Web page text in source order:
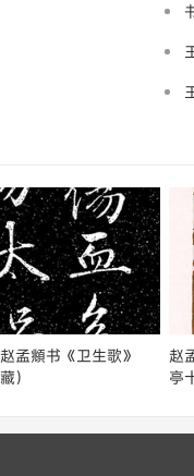
孟頫书《卫生歌》
）
赵
亭